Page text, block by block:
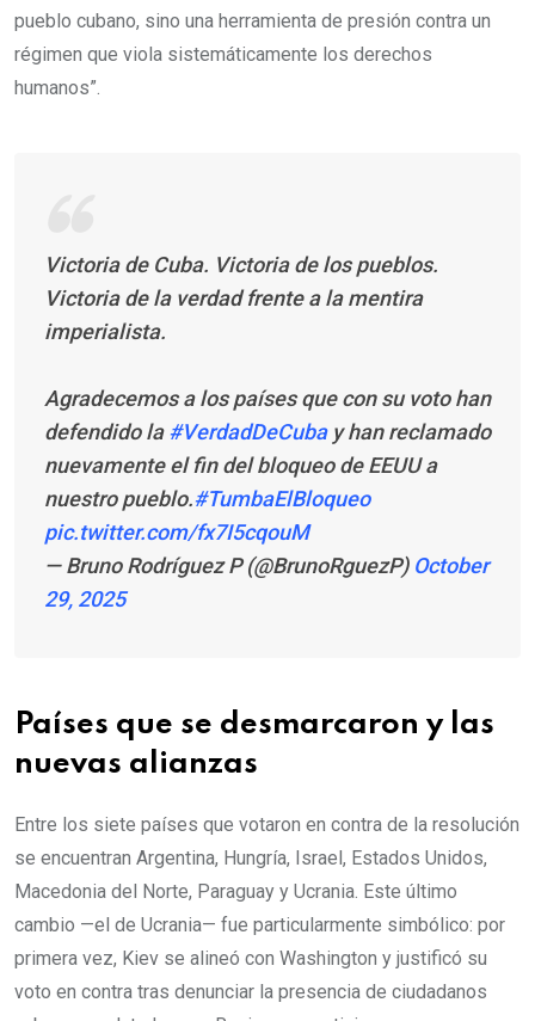
pueblo cubano, sino una herramienta de presión contra un
régimen que viola sistemáticamente los derechos
humanos”.
Victoria de Cuba. Victoria de los pueblos.
Victoria de la verdad frente a la mentira
imperialista.
Agradecemos a los países que con su voto han
defendido la #VerdadDeCubay han reclamado
nuevamente el fin del bloqueo de EEUU a
nuestro pueblo.#TumbaElBloqueo
pic.twitter.com/fx7I5cqouM
— Bruno Rodríguez P (@BrunoRguezP) October
29, 2025
Países que se desmarcaron y las
nuevas alianzas
Entre los siete países que votaron en contra de la resolución
se encuentran Argentina, Hungría, Israel, Estados Unidos,
Macedonia del Norte, Paraguay y Ucrania. Este último
cambio —el de Ucrania— fue particularmente simbólico: por
primera vez, Kiev se alineó con Washington y justificó su
voto en contra tras denunciar la presencia de ciudadanos